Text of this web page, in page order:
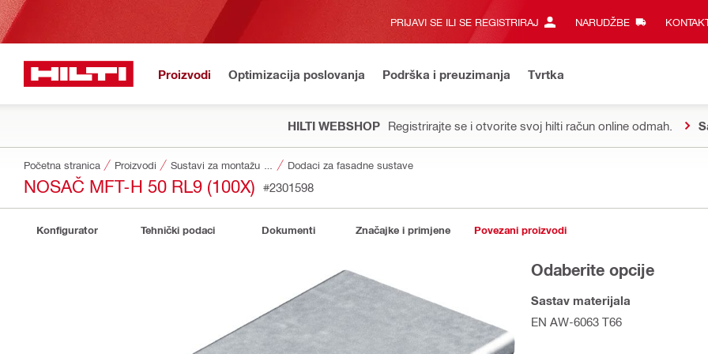
PRIJAVI SE ILI SE REGISTRIRAJ NARUDŽBE
Proizvodi Optimizacija poslovanja Podrška i preuzimanja Tvrtka
HILTI WEBSHOP Registrirajte se i otvorite svoj hilti račun online odmah.
Početna stranica Proizvodi Dodaci za fasadne sustave
NOSAČ MFT-H 50 RL9 (100X) #2301598
Konfigurator Tehnički podaci Dokumenti Značajke i primjene Povezani proizvodi
Odaberite opcije
Sastav materijala
EN AW-6063 T66